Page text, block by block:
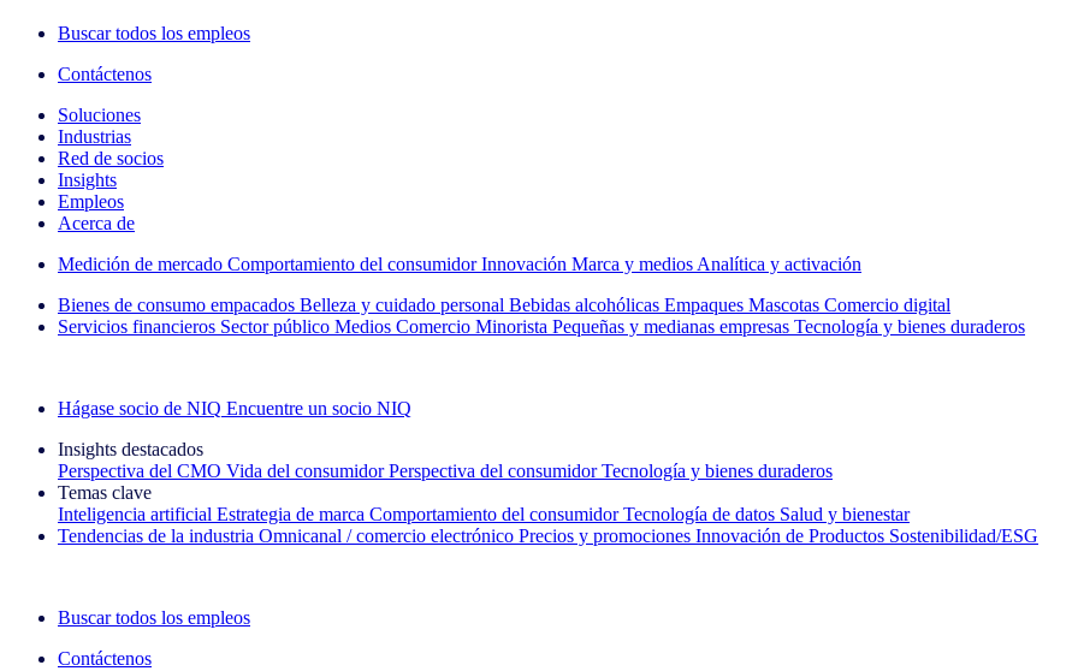
Buscar todos los empleos
Contáctenos
Soluciones
Industrias
Red de socios
Insights
Empleos
Acerca de
Medición de mercado Comportamiento del consumidor Innovación Marca y medios Analítica y activación
Bienes de consumo empacados Belleza y cuidado personal Bebidas alcohólicas Empaques Mascotas Comercio digital
Servicios financieros Sector público Medios Comercio Minorista Pequeñas y medianas empresas Tecnología y bienes duraderos
Hágase socio de NIQ Encuentre un socio NIQ
Insights destacados
Perspectiva del CMO Vida del consumidor Perspectiva del consumidor Tecnología y bienes duraderos
Temas clave
Inteligencia artificial Estrategia de marca Comportamiento del consumidor Tecnología de datos Salud y bienestar
Tendencias de la industria Omnicanal / comercio electrónico Precios y promociones Innovación de Productos Sostenibilidad/ESG
Buscar todos los empleos
Contáctenos